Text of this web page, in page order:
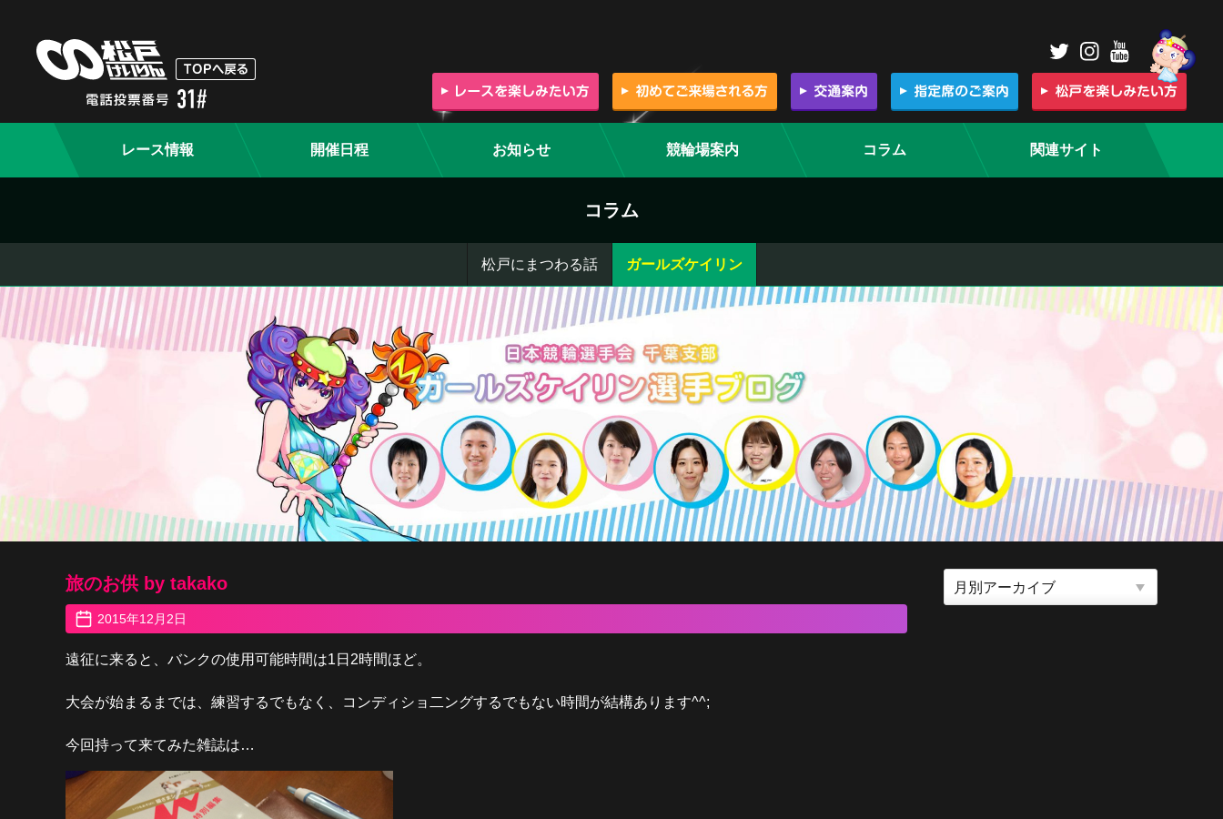
レース情報 開催日程 お知らせ 競輪場案内 コラム 関連サイト
コラム
松戸にまつわる話 ガールズケイリン
旅のお供 by takako
2015年12月2日
遠征に来ると、バンクの使用可能時間は1日2時間ほど。
大会が始まるまでは、練習するでもなく、コンディショ二ングするでもない時間が結構あります^^;
今回持って来てみた雑誌は…